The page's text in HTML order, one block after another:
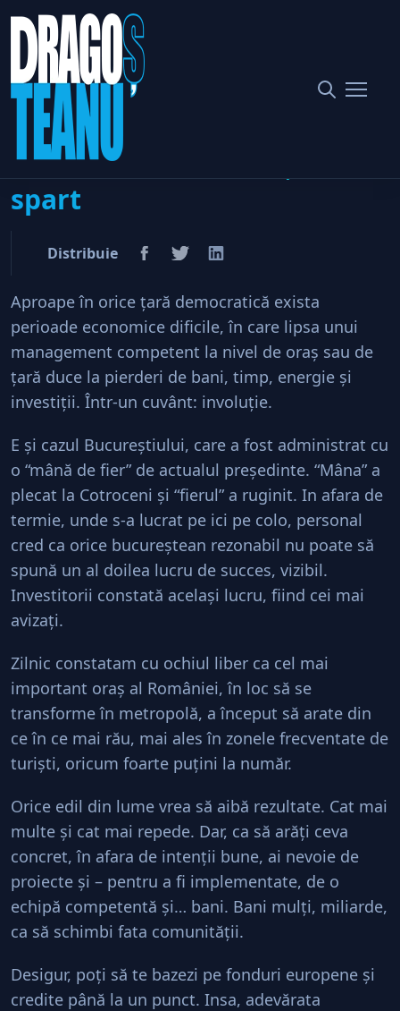
Home
Administrație publică
”Bula” de prosperitate continuă din Bucureşti s-a spart
”Bula” de prosperitate
continuă din Bucureşti s-a
spart
Distribuie
Aproape în orice ţară democratică exista
perioade economice dificile, în care lipsa unui
management competent la nivel de oraş sau de
ţară duce la pierderi de bani, timp, energie şi
investiţii. Într-un cuvânt: involuţie.
E şi cazul Bucureştiului, care a fost administrat cu
o “mână de fier” de actualul preşedinte. “Mâna” a
plecat la Cotroceni şi “fierul” a ruginit. In afara de
termie, unde s-a lucrat pe ici pe colo, personal
cred ca orice bucureştean rezonabil nu poate să
spună un al doilea lucru de succes, vizibil.
Investitorii constată acelaşi lucru, fiind cei mai
avizaţi.
Zilnic constatam cu ochiul liber ca cel mai
important oraş al României, în loc să se
transforme în metropolă, a început să arate din
ce în ce mai rău, mai ales în zonele frecventate de
turişti, oricum foarte puţini la număr.
Orice edil din lume vrea să aibă rezultate. Cat mai
multe şi cat mai repede. Dar, ca să arăţi ceva
concret, în afara de intenţii bune, ai nevoie de
proiecte şi – pentru a fi implementate, de o
echipă competentă şi… bani. Bani mulţi, miliarde,
ca să schimbi fata comunităţii.
Desigur, poţi să te bazezi pe fonduri europene şi
credite până la un punct. Insa, adevărata